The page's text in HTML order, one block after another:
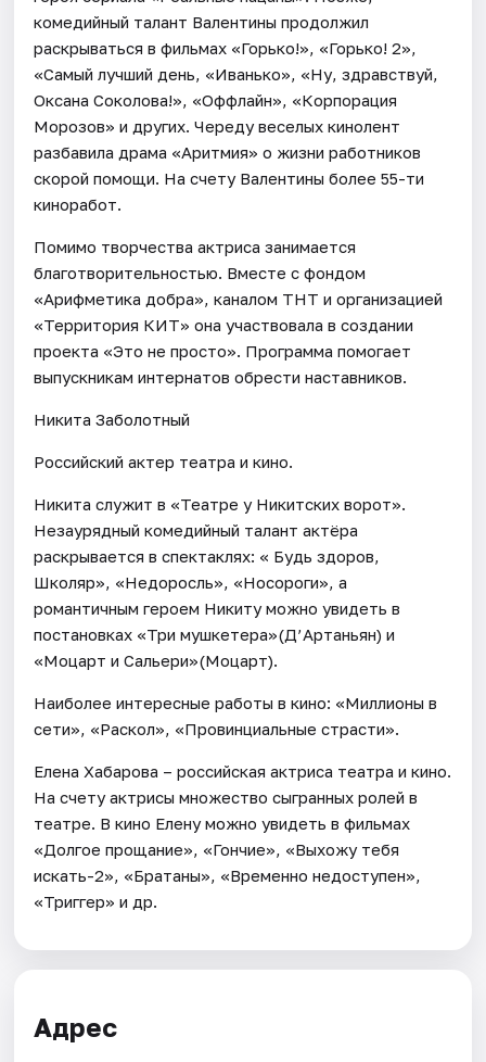
комедийный талант Валентины продолжил
раскрываться в фильмах «Горько!», «Горько! 2»,
«Самый лучший день, «Иванько», «Ну, здравствуй,
Оксана Соколова!», «Оффлайн», «Корпорация
Морозов» и других. Череду веселых кинолент
разбавила драма «Аритмия» о жизни работников
скорой помощи. На счету Валентины более 55-ти
киноработ.
Помимо творчества актриса занимается
благотворительностью. Вместе с фондом
«Арифметика добра», каналом ТНТ и организацией
«Территория КИТ» она участвовала в создании
проекта «Это не просто». Программа помогает
выпускникам интернатов обрести наставников.
Никита Заболотный
Российский актер театра и кино.
Никита служит в «Театре у Никитских ворот».
Незаурядный комедийный талант актёра
раскрывается в спектаклях: « Будь здоров,
Школяр», «Недоросль», «Носороги», а
романтичным героем Никиту можно увидеть в
постановках «Три мушкетера»(Д’Артаньян) и
«Моцарт и Сальери»(Моцарт).
Наиболее интересные работы в кино: «Миллионы в
сети», «Раскол», «Провинциальные страсти».
Елена Хабарова – российская актриса театра и кино.
На счету актрисы множество сыгранных ролей в
театре. В кино Елену можно увидеть в фильмах
«Долгое прощание», «Гончие», «Выхожу тебя
искать-2», «Братаны», «Временно недоступен»,
«Триггер» и др.
Адрес